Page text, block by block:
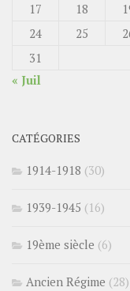
17
18
24
25
31
« Juil
CATÉGORIES
1914-1918 (30)
1939-1945 (16)
19ème siècle (6)
Ancien Régime (28)